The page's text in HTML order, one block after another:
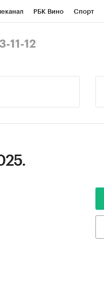
РБК Вино Спорт
11-12